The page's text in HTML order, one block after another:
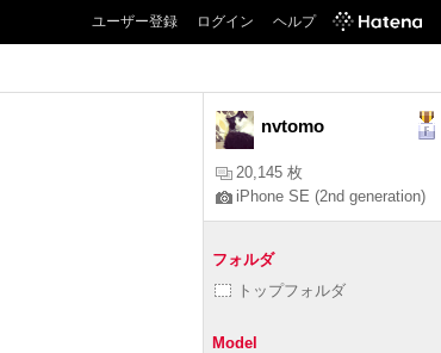
ユーザー登録 ログイン ヘルプ
nvtomo
20,145 枚
iPhone SE (2nd generation)
フォルダ
トップフォルダ
Model